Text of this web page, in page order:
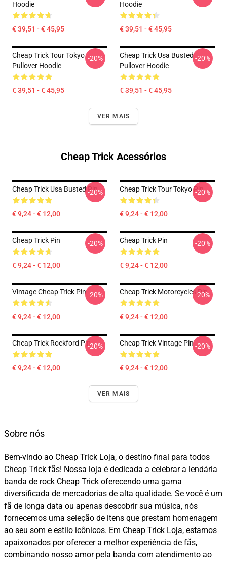
Hoodie
€ 39,51 - € 45,95
Hoodie
€ 39,51 - € 45,95
Cheap Trick Tour Tokyo
Pullover Hoodie
€ 39,51 - € 45,95
-20%
Cheap Trick Usa Busted
Pullover Hoodie
€ 39,51 - € 45,95
-20%
VER MAIS
Cheap Trick Acessórios
Cheap Trick Usa Busted Pin
€ 9,24 - € 12,00
-20% Cheap Trick Tour Tokyo Pin
€ 9,24 - € 12,00
-20%
Cheap Trick Pin
€ 9,24 - € 12,00
-20% Cheap Trick Pin
€ 9,24 - € 12,00
-20%
Vintage Cheap Trick Pin
€ 9,24 - € 12,00
-20% Cheap Trick Motorcycles Pin
€ 9,24 - € 12,00
-20%
Cheap Trick Rockford Pin
€ 9,24 - € 12,00
-20% Cheap Trick Vintage Pin
€ 9,24 - € 12,00
-20%
VER MAIS
Sobre nós
Bem-vindo ao Cheap Trick Loja, o destino final para todos
Cheap Trick fãs! Nossa loja é dedicada a celebrar a lendária
banda de rock Cheap Trick oferecendo uma gama
diversificada de mercadorias de alta qualidade. Se você é um
fã de longa data ou apenas descobrir sua música, nós
fornecemos uma seleção de itens que prestam homenagem
ao seu som e estilo icônicos. Em Cheap Trick Loja, estamos
apaixonados por oferecer a melhor experiência de fãs,
combinando nosso amor pela banda com atendimento ao